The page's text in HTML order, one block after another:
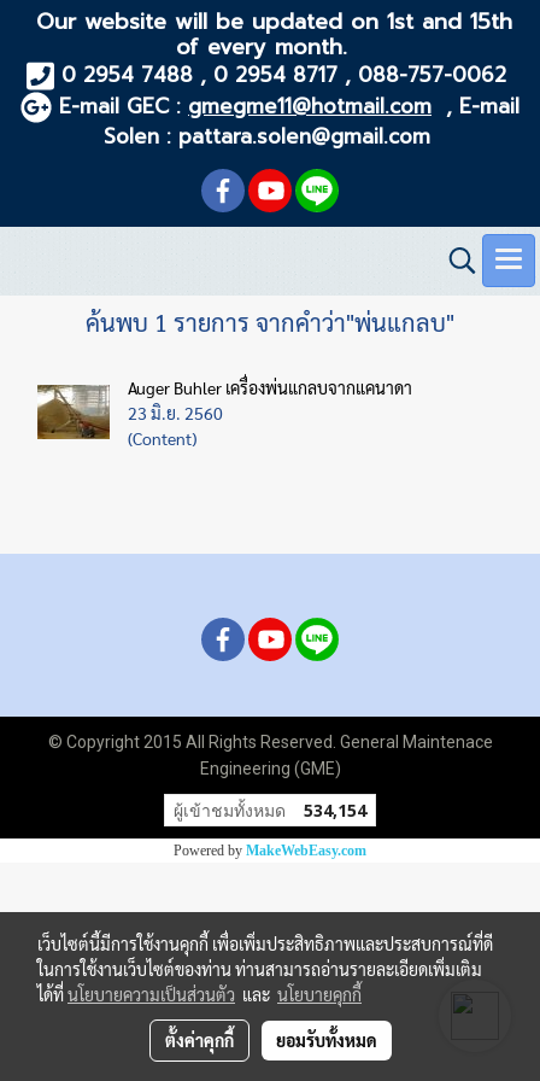
Our website will be updated on 1st and 15th
of every month.
0 2954 7488 , 0 2954 8717 , 088-757-0062
E-mail GEC : gmegme11@hotmail.com , E-mail
Solen : pattara.solen@gmail.com
ค้นพบ 1 รายการ จากคำว่า"พ่นแกลบ"
Auger Buhler เครื่องพ่นแกลบจากแคนาดา
23 มิ.ย. 2560
(Content)
© Copyright 2015 All Rights Reserved. General Maintenace
Engineering (GME)
ผู้เข้าชมทั้งหมด 534,154
Powered by MakeWebEasy.com
เว็บไซต์นี้มีการใช้งานคุกกี้ เพื่อเพิ่มประสิทธิภาพและประสบการณ์ที่ดี
ในการใช้งานเว็บไซต์ของท่าน ท่านสามารถอ่านรายละเอียดเพิ่มเติม
ได้ที่นโยบายความเป็นส่วนตัว และ นโยบายคุกกี้
ตั้งค่าคุกกี้ ยอมรับทั้งหมด